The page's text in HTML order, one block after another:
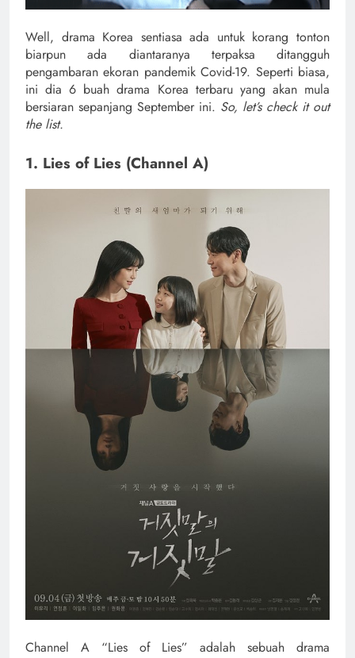
Well, drama Korea sentiasa ada untuk korang tonton
biarpun ada diantaranya terpaksa ditangguh
pengambaran ekoran pandemik Covid-19. Seperti biasa,
ini dia 6 buah drama Korea terbaru yang akan mula
bersiaran sepanjang September ini. So, let’s check it out
the list.
1. Lies of Lies (Channel A)
Channel A “Lies of Lies” adalah sebuah drama